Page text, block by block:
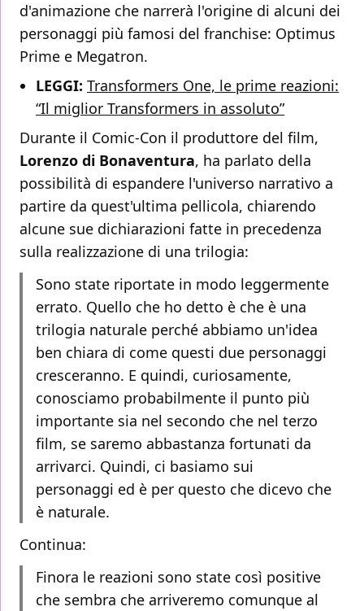
d'animazione che narrerà l'origine di alcuni dei
personaggi più famosi del franchise: Optimus
Prime e Megatron.
LEGGI: Transformers One, le prime reazioni:
“Il miglior Transformers in assoluto”
Durante il Comic-Con il produttore del film,
Lorenzo di Bonaventura, ha parlato della
possibilità di espandere l'universo narrativo a
partire da quest'ultima pellicola, chiarendo
alcune sue dichiarazioni fatte in precedenza
sulla realizzazione di una trilogia:
Sono state riportate in modo leggermente
errato. Quello che ho detto è che è una
trilogia naturale perché abbiamo un'idea
ben chiara di come questi due personaggi
cresceranno. E quindi, curiosamente,
conosciamo probabilmente il punto più
importante sia nel secondo che nel terzo
film, se saremo abbastanza fortunati da
arrivarci. Quindi, ci basiamo sui
personaggi ed è per questo che dicevo che
è naturale.
Continua:
Finora le reazioni sono state così positive
che sembra che arriveremo comunque al